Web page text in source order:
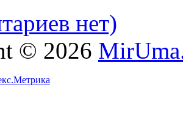
нет)
© 2026